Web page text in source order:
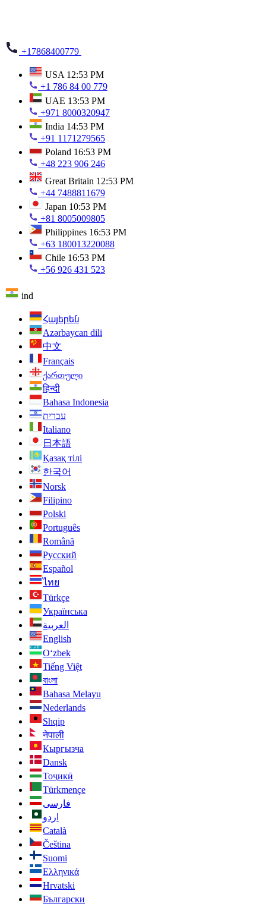
+17868400779
USA 12:53 PM
+1 786 84 00 779
UAE 13:53 PM
+971 8000320947
India 14:53 PM
+91 1171279565
Poland 16:53 PM
+48 223 906 246
Great Britain 12:53 PM
+44 7488811679
Japan 10:53 PM
+81 8005009805
Philippines 16:53 PM
+63 180013220088
Chile 16:53 PM
+56 926 431 523
ind
Հայերեն
Azərbaycan dili
中文
Français
ქართული
हिन्दी
Bahasa Indonesia
עברית
Italiano
日本語
Қазақ тілі
한국어
Norsk
Filipino
Polski
Português
Română
Русский
Español
ไทย
Türkçe
Українська
العربية
English
O‘zbek
Tiếng Việt
বাংলা
Bahasa Melayu
Nederlands
Shqip
नेपाली
Кыргызча
Dansk
Тоҷикӣ
Türkmençe
فارسی
اردو
Català
Čeština
Suomi
Ελληνικά
Hrvatski
Български